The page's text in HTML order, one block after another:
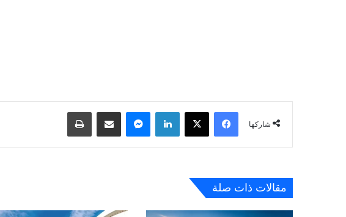
شاركها
فيسبوك لينكدإن
مقالات ذات صلة